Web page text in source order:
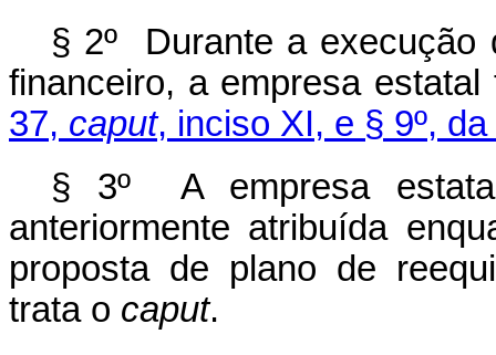
§ 2º Durante a execução
financeiro, a empresa
37, caput, inciso XI, e § 9º,
§ 3º A empresa
anteriormente atribuída
proposta de plano de
trata o caput.